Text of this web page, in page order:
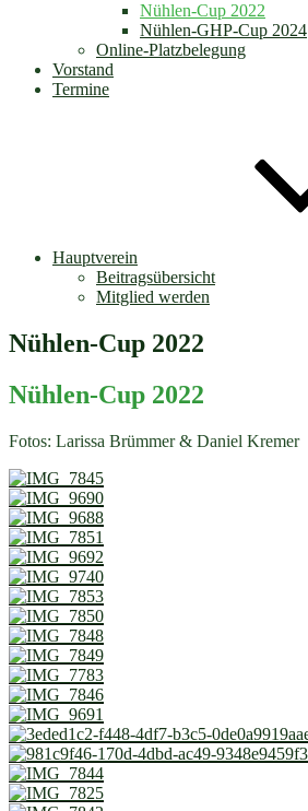
Nühlen-Cup 2022
Nühlen-GHP-Cup 2024
Online-Platzbelegung
Vorstand
Termine
Hauptverein
Beitragsübersicht
Mitglied werden
Nühlen-Cup 2022
Nühlen-Cup 2022
Fotos: Larissa Brümmer & Daniel Kremer